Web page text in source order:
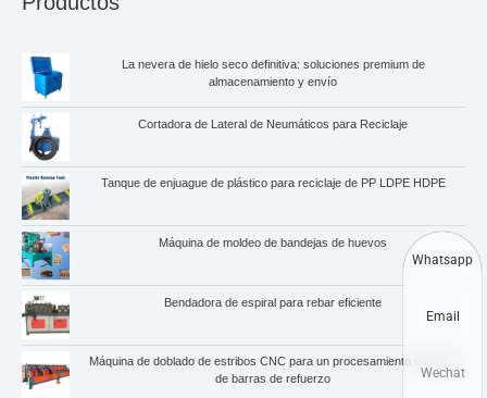
La nevera de hielo seco definitiva: soluciones premium de
almacenamiento y envío
Cortadora de Lateral de Neumáticos para Reciclaje
Tanque de enjuague de plástico para reciclaje de PP LDPE HDPE
Máquina de moldeo de bandejas de huevos
Bendadora de espiral para rebar eficiente
Máquina de doblado de estribos CNC para un procesamiento eficiente
de barras de refuerzo
Whatsapp
Email
Wechat